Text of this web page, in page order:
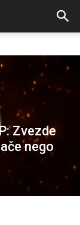
Zvezde
nego